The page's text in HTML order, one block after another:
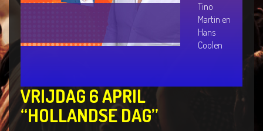
Tino
Martin en
Hans
Coolen
VRIJDAG 6 APRIL
“HOLLANDSE DAG”